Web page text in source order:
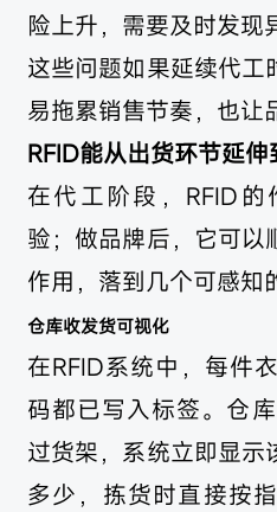
险上升，需要及时发现
这些问题如果延续代工
易拖累销售节奏，也让
RFID能从出货环节延
在代工阶段，RFID
验；做品牌后，它可以
作用，落到几个可感知
仓库收发货可视化
在RFID系统中，每件
码都已写入标签。仓
过货架，系统立即显示
多少，拣货时直接按